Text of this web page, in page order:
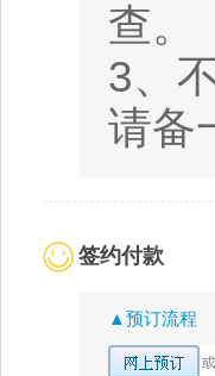
查。
3、
请备
签约付款
▲预订流程